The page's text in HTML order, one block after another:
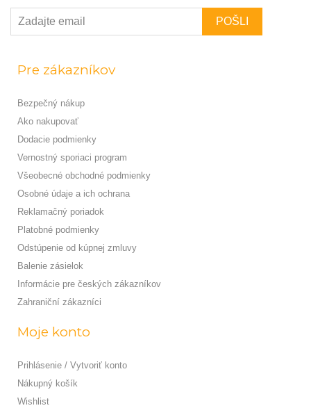
Pre zákazníkov
Bezpečný nákup
Ako nakupovať
Dodacie podmienky
Vernostný sporiaci program
Všeobecné obchodné podmienky
Osobné údaje a ich ochrana
Reklamačný poriadok
Platobné podmienky
Odstúpenie od kúpnej zmluvy
Balenie zásielok
Informácie pre českých zákazníkov
Zahraniční zákazníci
Moje konto
Prihlásenie / Vytvoriť konto
Nákupný košík
Wishlist